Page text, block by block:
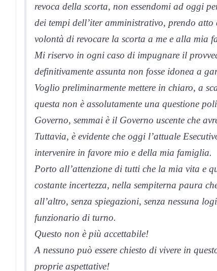
revoca della scorta, non essendomi ad oggi
dei tempi dell’iter amministrativo, prendo
volontà di revocare la scorta a me e alla mia
Mi riservo in ogni caso di impugnare il
definitivamente assunta non fosse idonea a
Voglio preliminarmente mettere in chiaro, a
questa non è assolutamente una questione
Governo, semmai è il Governo uscente che
Tuttavia, è evidente che oggi l’attuale
intervenire in favore mio e della mia famiglia.
Porto all’attenzione di tutti che la mia vita e
costante incertezza, nella sempiterna paura
all’altro, senza spiegazioni, senza nessuna
funzionario di turno.
Questo non è più accettabile!
A nessuno può essere chiesto di vivere in
proprie aspettative!